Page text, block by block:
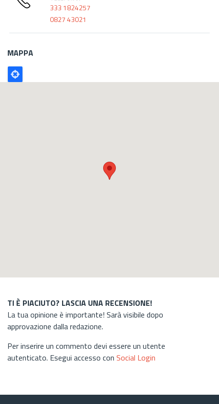
333 1824257
0827 43021
MAPPA
Poligono
GEO
TI È PIACIUTO? LASCIA UNA RECENSIONE!
La tua opinione è importante! Sarà visibile dopo
approvazione dalla redazione.
Per inserire un commento devi essere un utente
autenticato. Esegui accesso con Social Login